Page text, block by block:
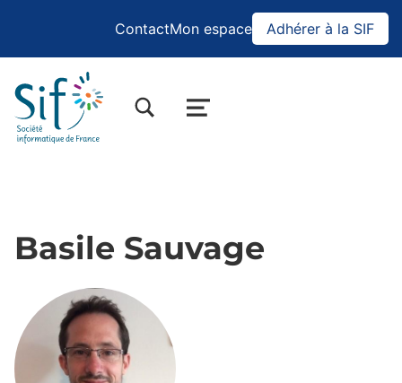
ContactMon espace Adhérer à la SIF
BASCULER LA BOÎTE DE DIALOGUE DU FORMULAIRE DE RECHERCHE
MENU
Basile Sauvage